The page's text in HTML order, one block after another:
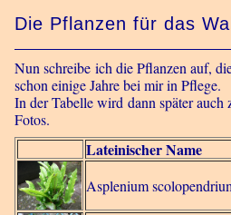
Die Pflanzen für das
Nun schreibe ich die Pflanzen auf,
schon einige Jahre bei mir in Pflege.
In der Tabelle wird dann später
Fotos.
Lateinischer Name
Asplenium